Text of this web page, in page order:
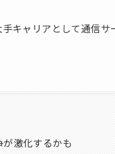
キャリアとして通信サ
激化するかも